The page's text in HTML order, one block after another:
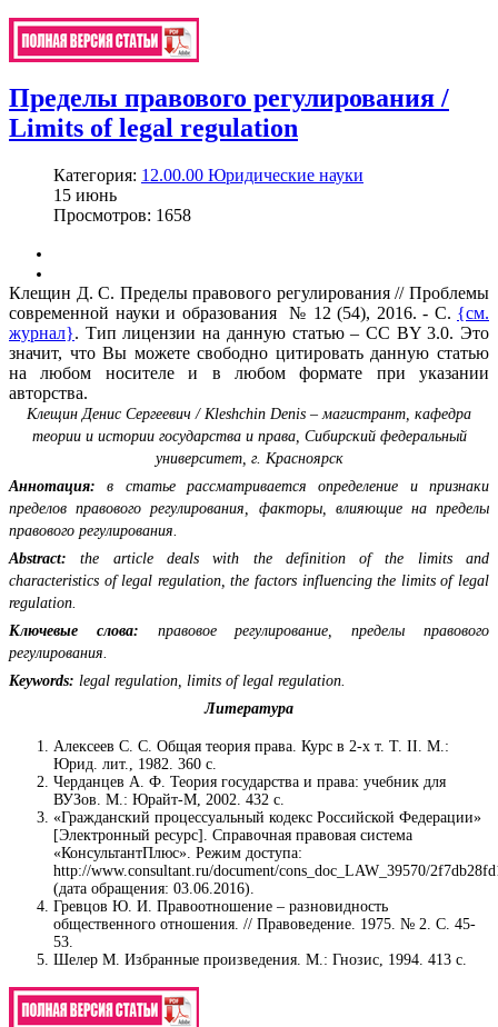
Пределы правового регулирования /
Limits of legal regulation
Категория: 12.00.00 Юридические науки
15 июнь
Просмотров: 1658
Клещин Д. С. Пределы правового регулирования // Проблемы
современной науки и образования № 12 (54), 2016. - С. {см.
журнал}. Тип лицензии на данную статью – CC BY 3.0. Это
значит, что Вы можете свободно цитировать данную статью
на любом носителе и в любом формате при указании
авторства.
Клещин Денис Сергеевич / Kleshchin Denis – магистрант, кафедра
теории и истории государства и права, Сибирский федеральный
университет, г. Красноярск
Аннотация: в статье рассматривается определение и признаки
пределов правового регулирования, факторы, влияющие на пределы
правового регулирования.
Abstract: the article deals with the definition of the limits and
characteristics of legal regulation, the factors influencing the limits of legal
regulation.
Ключевые слова: правовое регулирование, пределы правового
регулирования.
Keywords: legal regulation, limits of legal regulation.
Литература
Алексеев С. С. Общая теория права. Курс в 2-х т. Т. II. М.:
Юрид. лит., 1982. 360 с.
Черданцев А. Ф. Теория государства и права: учебник для
ВУЗов. М.: Юрайт-М, 2002. 432 c.
«Гражданский процессуальный кодекс Российской Федерации»
[Электронный ресурс]. Справочная правовая система
«КонсультантПлюс». Режим доступа:
http://www.consultant.ru/document/cons_doc_LAW_39570/
(дата обращения: 03.06.2016).
Гревцов Ю. И. Правоотношение – разновидность
общественного отношения. // Правоведение. 1975. № 2. С. 45-
53.
Шелер М. Избранные произведения. М.: Гнозис, 1994. 413 с.